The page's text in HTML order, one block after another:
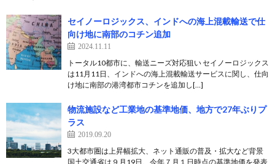
セイノーロジックス、インドへの海上混載輸送で仕
向け地に南部のコチン追加
2024.11.11
トータル10都市に、輸送ニーズ対応狙い セイノーロジックス
は11月11日、インドへの海上混載輸送サービスに関し、仕向
け地に南部の港湾都市コチンを追加し[…]
物流施設など工業地の基準地価、地方で27年ぶりプ
ラス
2019.09.20
3大都市圏は上昇幅拡大、ネット通販の普及・拡大など背景
国土交通省は９月19日、今年７月１日時点の基準地価を発表